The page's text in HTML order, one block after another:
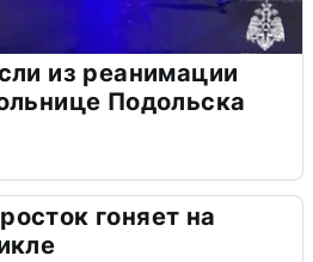
из реанимации
Подольска
гоняет на